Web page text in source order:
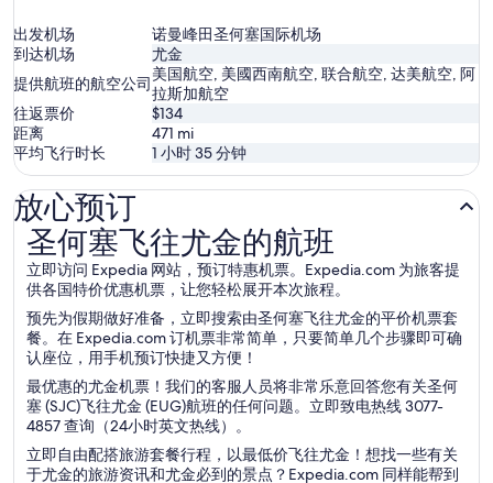
出发机场
诺曼峰田圣何塞国际机场
到达机场
尤金
提供航班的航空公司美国航空, 美國西南航空, 联合航空, 达美航空, 阿
拉斯加航空
往返票价
$134
距离
471 mi
平均飞行时长
1 小时 35 分钟
放心预订
圣何塞飞往尤金的航班
立即访问 Expedia 网站，预订特惠机票。Expedia.com 为旅客提
供各国特价优惠机票，让您轻松展开本次旅程。
预先为假期做好准备，立即搜索由圣何塞飞往尤金的平价机票套
餐。在 Expedia.com 订机票非常简单，只要简单几个步骤即可确
认座位，用手机预订快捷又方便！
最优惠的尤金机票！我们的客服人员将非常乐意回答您有关圣何
塞 (SJC)飞往尤金 (EUG)航班的任何问题。立即致电热线 3077-
4857 查询（24小时英文热线）。
立即自由配搭旅游套餐行程，以最低价飞往尤金！想找一些有关
于尤金的旅游资讯和尤金必到的景点？Expedia.com 同样能帮到
圣何塞飞往尤金的航班